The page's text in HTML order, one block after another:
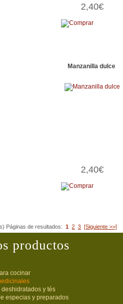
2,40€
Manzanilla dulce
2,40€
Páginas de resultados:1 2 3 [Siguiente >>]
productos
cocinar
deshidratados y tés
especias y preparados